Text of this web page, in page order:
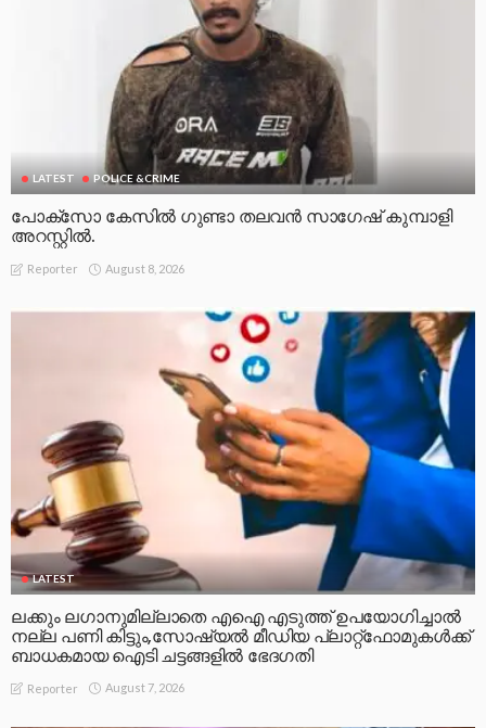
LATEST POLICE &CRIME
പോക്സോ കേസിൽ ഗുണ്ടാ തലവൻ സാഗേഷ് കുമ്പാളി
അറസ്റ്റിൽ.
Reporter August 8, 2026
LATEST
ലക്കും ലഗാനുമില്ലാതെ എഐ എടുത്ത് ഉപയോഗിച്ചാല്‍
നല്ല പണി കിട്ടും,സോഷ്യല്‍ മീഡിയ പ്ലാറ്റ്‌ഫോമുകള്‍ക്ക്
ബാധകമായ ഐടി ചട്ടങ്ങളില്‍ ഭേദഗതി
Reporter August 7, 2026